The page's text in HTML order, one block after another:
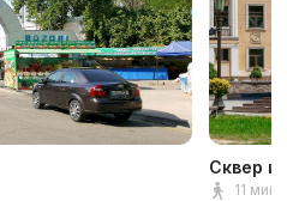
Сквер
11 мин